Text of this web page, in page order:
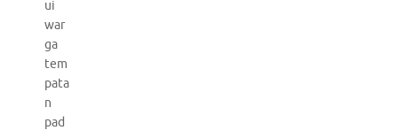
ui
war
ga
tem
pata
n
pad